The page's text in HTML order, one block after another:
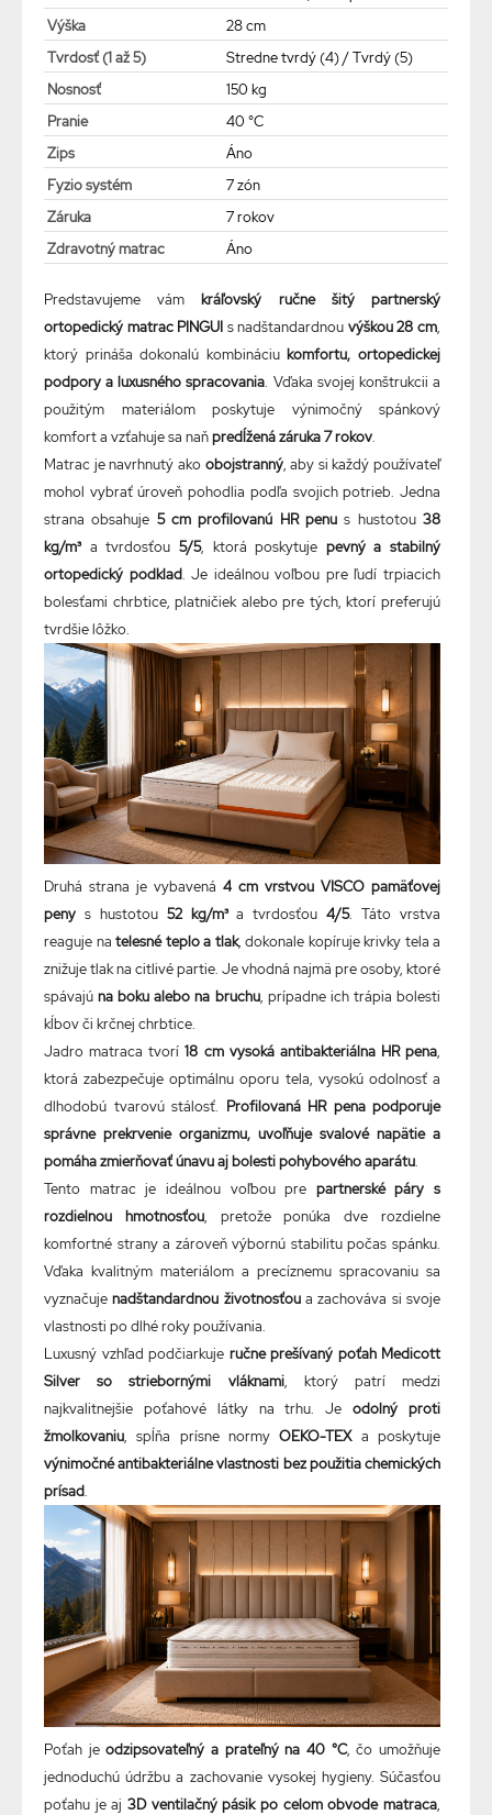
Výška
28 cm
Tvrdosť (1 až 5)
Stredne tvrdý (4) / Tvrdý (5)
Nosnosť
150 kg
Pranie
40 °C
Zips
Áno
Fyzio systém
7 zón
Záruka
7 rokov
Zdravotný matrac
Áno
Predstavujeme vámkráľovský ručne šitý partnerský
ortopedický matrac PINGUI s nadštandardnou výškou 28 cm,
ktorý prináša dokonalú kombináciukomfortu, ortopedickej
podpory a luxusného spracovania. Vďaka svojej konštrukcii a
použitým materiálom poskytuje výnimočný spánkový
komfort a vzťahuje sa naňpredĺžená záruka 7 rokov.
Matrac je navrhnutý ako obojstranný, aby si každý používateľ
mohol vybrať úroveň pohodlia podľa svojich potrieb. Jedna
strana obsahuje 5 cm profilovanú HR penu s hustotou38
kg/m³a tvrdosťou 5/5, ktorá poskytuje pevný a stabilný
ortopedický podklad. Je ideálnou voľbou pre ľudí trpiacich
bolesťami chrbtice, platničiek alebo pre tých, ktorí preferujú
tvrdšie lôžko.
Druhá strana je vybavená 4 cm vrstvou VISCO pamäťovej
peny s hustotou 52 kg/m³a tvrdosťou4/5. Táto vrstva
reaguje na telesné teplo a tlak, dokonale kopíruje krivky tela a
znižuje tlak na citlivé partie. Je vhodná najmä pre osoby, ktoré
spávajúna boku alebo na bruchu, prípadne ich trápia bolesti
kĺbov či krčnej chrbtice.
Jadro matraca tvorí18 cm vysoká antibakteriálna HR pena,
ktorá zabezpečuje optimálnu oporu tela, vysokú odolnosť a
dlhodobú tvarovú stálosť. Profilovaná HR pena podporuje
správne prekrvenie organizmu, uvoľňuje svalové napätie a
pomáha zmierňovať únavu aj bolesti pohybového aparátu.
Tento matrac je ideálnou voľbou pre partnerské páry s
rozdielnou hmotnosťou, pretože ponúka dve rozdielne
komfortné strany a zároveň výbornú stabilitu počas spánku.
Vďaka kvalitným materiálom a precíznemu spracovaniu sa
vyznačujenadštandardnou životnosťoua zachováva si svoje
vlastnosti po dlhé roky používania.
Luxusný vzhľad podčiarkuje ručne prešívaný poťah Medicott
Silver so striebornými vláknami, ktorý patrí medzi
najkvalitnejšie poťahové látky na trhu. Jeodolný proti
žmolkovaniu, spĺňa prísne normyOEKO-TEXa poskytuje
výnimočné antibakteriálne vlastnosti bez použitia chemických
prísad.
Poťah jeodzipsovateľný a prateľný na 40 °C, čo umožňuje
jednoduchú údržbu a zachovanie vysokej hygieny. Súčasťou
poťahu je aj 3D ventilačný pásik po celom obvode matraca,